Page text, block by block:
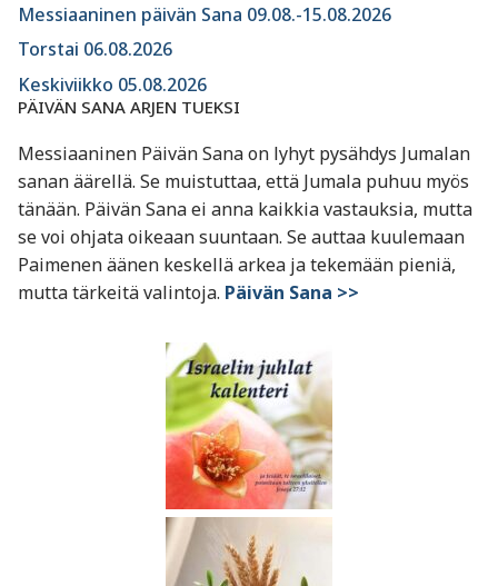
Messiaaninen päivän Sana 09.08.-15.08.2026
Torstai 06.08.2026
Keskiviikko 05.08.2026
PÄIVÄN SANA ARJEN TUEKSI
Messiaaninen Päivän Sana on lyhyt pysähdys Jumalan
sanan äärellä. Se muistuttaa, että Jumala puhuu myös
tänään. Päivän Sana ei anna kaikkia vastauksia, mutta
se voi ohjata oikeaan suuntaan. Se auttaa kuulemaan
Paimenen äänen keskellä arkea ja tekemään pieniä,
mutta tärkeitä valintoja. Päivän Sana >>